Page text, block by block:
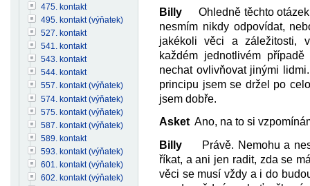
Billy Ohledně těchto otázek
nesmím nikdy odpovídat,
jakékoli věci a záležitosti,
každém jednotlivém
nechat ovlivňovat jinými
principu jsem se držel po
jsem dobře.
Asket Ano, na to si
Billy Právě. Nemohu a
říkat, a ani jen radit, zda se
věci se musí vždy a i do
475. kontakt
495. kontakt (výňatek)
527. kontakt
541. kontakt
543. kontakt
544. kontakt
557. kontakt (výňatek)
574. kontakt (výňatek)
575. kontakt (výňatek)
587. kontakt (výňatek)
589. kontakt
593. kontakt (výňatek)
601. kontakt (výňatek)
602. kontakt (výňatek)